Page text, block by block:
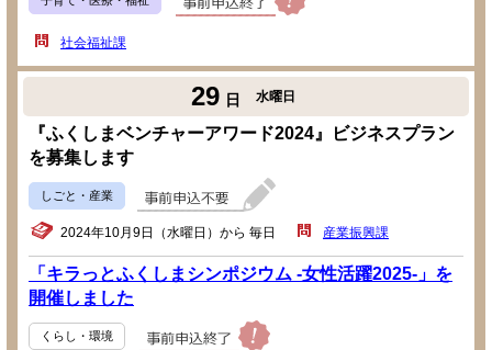
社会福祉課
29 日 水曜日
『ふくしまベンチャーアワード2024』ビジネスプラン
を募集します
しごと・産業
2024年10月9日（水曜日）から 毎日 産業振興課
「キラっとふくしまシンポジウム -女性活躍2025-」を
開催しました
くらし・環境